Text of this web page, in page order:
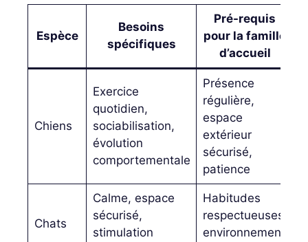
Espèce
Besoins
spécifiques
Pré-requis
pour la famille
d’accueil
Chiens
Exercice
quotidien,
sociabilisation,
évolution
comportementale
Présence
régulière,
espace
extérieur
sécurisé,
patience
Chats
Calme, espace
sécurisé,
stimulation
Habitudes
respectueuses,
environnement